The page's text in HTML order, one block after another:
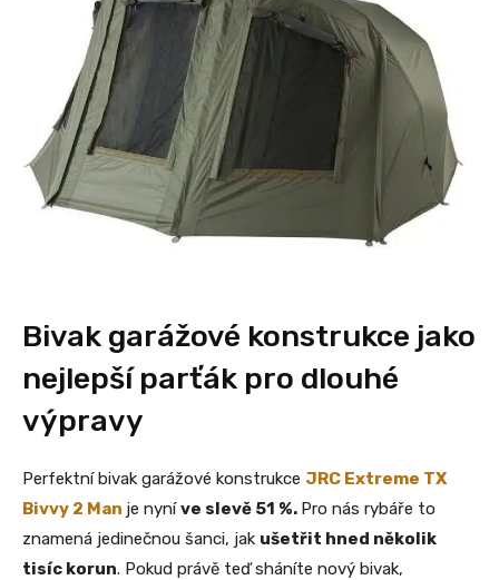
Bivak garážové konstrukce jako
nejlepší parťák pro dlouhé
výpravy
Perfektní bivak garážové konstrukce JRC Extreme TX
Bivvy 2 Man je nyníve slevě 51 %. Pro nás rybáře to
znamená jedinečnou šanci, jak ušetřit hned několik
tisíc korun. Pokud právě teď sháníte nový bivak,